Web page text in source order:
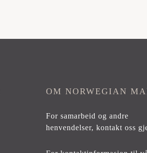
OM NORWEGIAN
For samarbeid og andre
henvendelser,kontakt oss